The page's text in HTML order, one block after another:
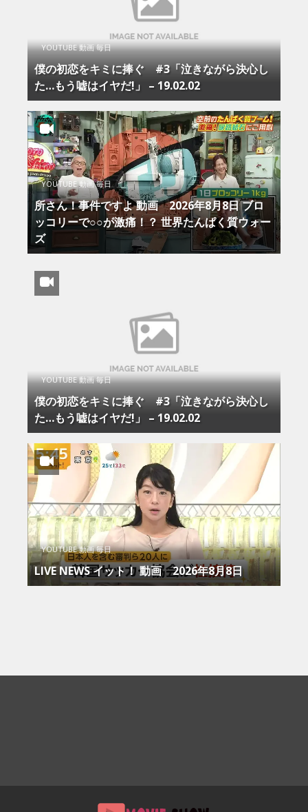
YOUTUBE 動画 毎日
僕の初恋をキミに捧ぐ #3「泣きながら決心し
た…もう嘘はイヤだ!」 – 19.02.02
YOUTUBE 動画 毎日
所さん！事件ですよ 動画 2026年8月8日 ブロ
ッコリーで○○が激痛！？ 世界たんぱく質ウォー
ズ
YOUTUBE 動画 毎日
僕の初恋をキミに捧ぐ #3「泣きながら決心し
た…もう嘘はイヤだ!」 – 19.02.02
YOUTUBE 動画 毎日
LIVE NEWS イット！ 動画 2026年8月8日